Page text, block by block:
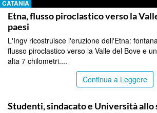
CATANIA
Etna, flusso piroclastico verso la
paesi
L'Ingv ricostruisce l'eruzione dell'Etna:
flusso piroclastico verso la Valle del Bove e
alta 7 chilometri....
Continua a Leggere
Studenti, sindacato e Università allo